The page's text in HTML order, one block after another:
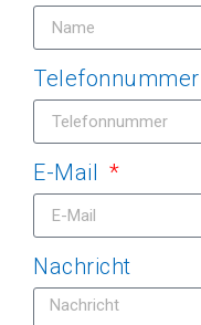
Telefonnummer
E-Mail
Nachricht